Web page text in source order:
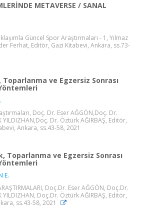
METAVERSE / SANAL
Güncel Spor Araştırmaları - 1, Yılmaz
Ferhat, Editör, Gazi Kitabevi, Ankara, ss.73-
ve Egzersiz Sonrası
Doç. Dr. Eser AĞGÖN,Doç. Dr.
YILDIZHAN,Doç. Dr. Öztürk AĞIRBAŞ, Editör,
Ankara, ss.43-58, 2021
Toparlanma ve Egzersiz Sonrası
E.
Doç.Dr. Eser AĞGÖN, Doç.Dr.
YILDIZHAN, Doç.Dr. Öztürk AĞIRBAŞ, Editör,
ss.43-58, 2021